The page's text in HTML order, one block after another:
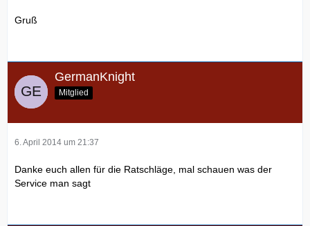
Gruß
GermanKnight
Mitglied
6. April 2014 um 21:37
Danke euch allen für die Ratschläge, mal schauen was der
Service man sagt